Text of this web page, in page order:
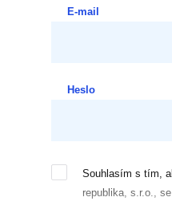
E-mail
Heslo
Souhlasím s tím,
republika, s.r.o.,